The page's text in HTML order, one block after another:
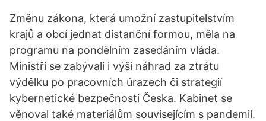
Změnu zákona, která umožní zastupitelstvím
krajů a obcí jednat distanční formou, měla na
programu na pondělním zasedáním vláda.
Ministři se zabývali i výší náhrad za ztrátu
výdělku po pracovních úrazech či strategií
kybernetické bezpečnosti Česka. Kabinet se
věnoval také materiálům souvisejícím s pandemií.